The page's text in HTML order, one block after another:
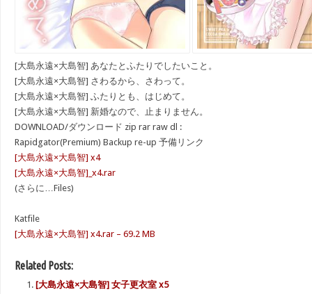
[大島永遠×大島智] あなたとふたりでしたいこと。
[大島永遠×大島智] さわるから、さわって。
[大島永遠×大島智] ふたりとも、はじめて。
[大島永遠×大島智] 新婚なので、止まりません。
DOWNLOAD/ダウンロード zip rar raw dl :
Rapidgator(Premium) Backup re-up 予備リンク
[大島永遠×大島智] x4
[大島永遠×大島智]_x4.rar
(さらに…Files)
Katfile
[大島永遠×大島智] x4.rar – 69.2 MB
Related Posts:
[大島永遠×大島智] 女子更衣室 x5